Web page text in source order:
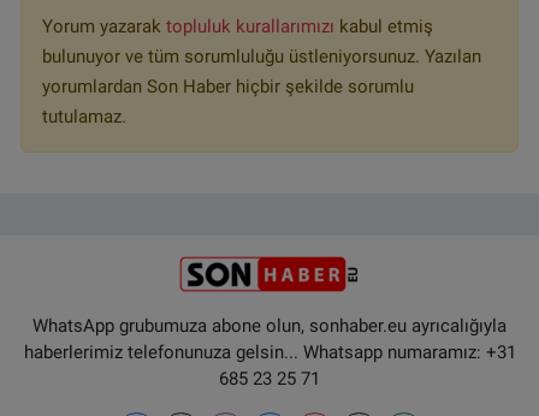
Yorum yazarak topluluk kurallarımızı kabul etmiş
bulunuyor ve tüm sorumluluğu üstleniyorsunuz. Yazılan
yorumlardan Son Haber hiçbir şekilde sorumlu
tutulamaz.
WhatsApp grubumuza abone olun, sonhaber.eu ayrıcalığıyla
haberlerimiz telefonunuza gelsin... Whatsapp numaramız: +31
685 23 25 71